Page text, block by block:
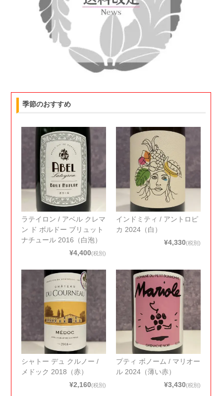
季節のおすすめ
ラテイロン / アベル クレマ
ン ド ボルドー ブリュット
ナチュール 2016（白泡）
¥4,400(税別)
インドミティ / アントロピ
カ 2024（白）
¥4,330(税別)
シャトー デュ クルノー /
メドック 2018（赤）
¥2,160(税別)
プティ ボノーム / マリオー
ル 2024（薄い赤）
¥3,430(税別)